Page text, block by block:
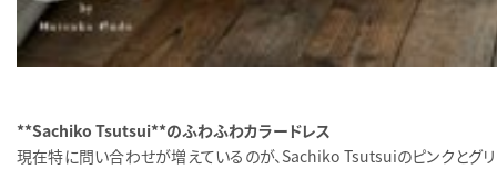
**Sachiko Tsutsui**のふわふわカラードレス
現在特に問い合わせが増えているのが、Sachiko Tsutsuiのピンクとグ